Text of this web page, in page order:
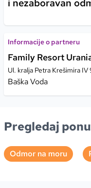
i nezaboravan
Informacije o partneru
Family Resort
Ul. kralja Petra Krešimira IV
Baška Voda
Pregledaj
Odmor na moru